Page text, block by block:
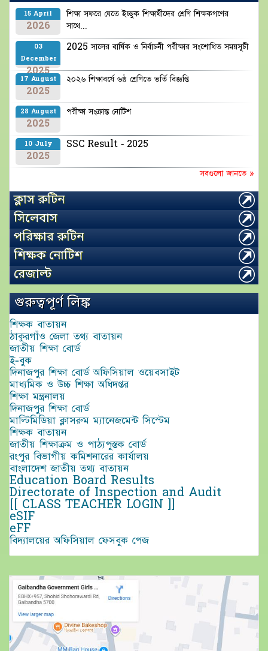
15 April
2026
শিক্ষা সফরে যেতে ইচ্ছুক শিক্ষার্থীদের শ্রেণি শিক্ষকগণের
সাথে...
03
December
2025
2025 সালের বার্ষিক ও নির্বাচনী পরীক্ষার সংশোধিত সময়সূচী
17 August
2025
২০২৬ শিক্ষাবর্ষে ৬ষ্ঠ শ্রেণিতে ভর্তি বিজ্ঞপ্তি
28 August
2025
পরীক্ষা সংক্রান্ত নোটিশ
10 July
2025
SSC Result - 2025
সবগুলো জানতে »
ক্লাস রুটিন
সিলেবাস
পরিক্ষার রুটিন
শিক্ষক নোটিশ
রেজাল্ট
গুরুত্বপূর্ণ লিঙ্ক
শিক্ষক বাতায়ন
ঠাকুরগাঁও জেলা তথ্য বাতায়ন
জাতীয় শিক্ষা বোর্ড
ই-বুক
দিনাজপুর শিক্ষা বোর্ড অফিসিয়াল ওয়েবসাইট
মাধ্যমিক ও উচ্চ শিক্ষা অধিদপ্তর
শিক্ষা মন্ত্রনালয়
দিনাজপুর শিক্ষা বোর্ড
মাল্টিমিডিয়া ক্লাসরুম ম্যানেজমেন্ট সিস্টেম
শিক্ষক বাতায়ন
জাতীয় শিক্ষাক্রম ও পাঠ্যপুস্তক বোর্ড
রংপুর বিভাগীয় কমিশনারের কার্যালয়
বাংলাদেশ জাতীয় তথ্য বাতায়ন
Education Board Results
Directorate of Inspection and Audit
[[ CLASS TEACHER LOGIN ]]
eSIF
eFF
বিদ্যালয়ের অফিসিয়াল ফেসবুক পেজ